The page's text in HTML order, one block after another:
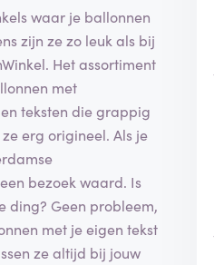
waar je ballonnen
zijn ze zo leuk als bij
Het assortiment
met
teksten die grappig
erg origineel. Als je
bezoek waard. Is
ding? Geen probleem,
met je eigen tekst
ze altijd bij jouw